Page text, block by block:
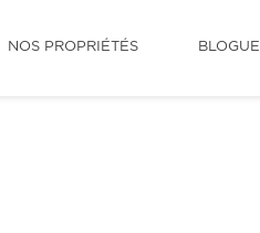
NOS PROPRIÉTÉS BLOGUE